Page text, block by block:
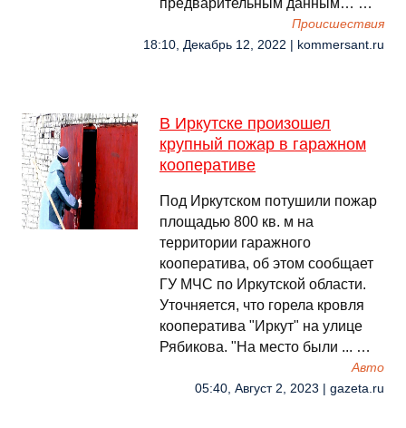
предварительным данным… …
Происшествия
18:10, Декабрь 12, 2022 | kommersant.ru
В Иркутске произошел
крупный пожар в гаражном
кооперативе
Под Иркутском потушили пожар
площадью 800 кв. м на
территории гаражного
кооператива, об этом сообщает
ГУ МЧС по Иркутской области.
Уточняется, что горела кровля
кооператива "Иркут" на улице
Рябикова. "На место были ... …
Авто
05:40, Август 2, 2023 | gazeta.ru